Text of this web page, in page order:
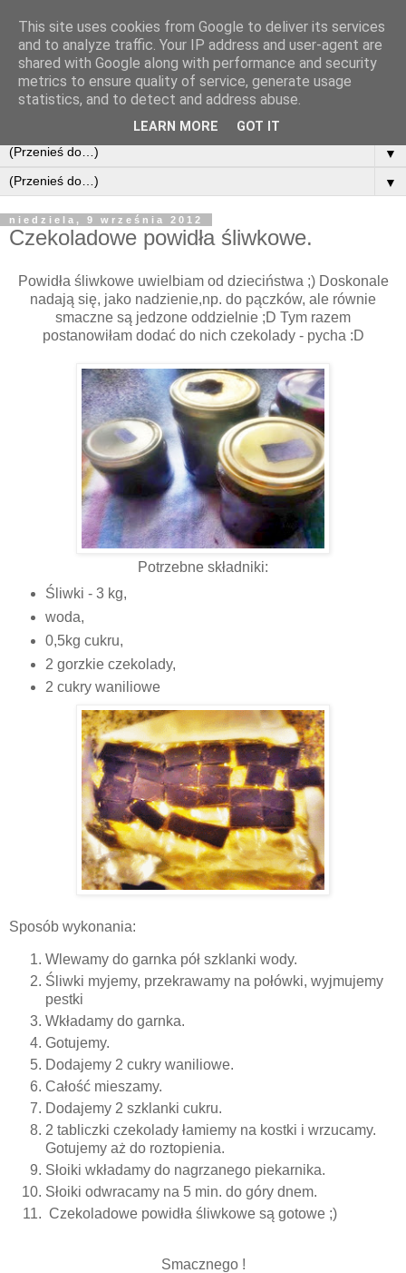
▼
▼
niedziela, 9 września 2012
Czekoladowe powidła śliwkowe.
Powidła śliwkowe uwielbiam od dzieciństwa ;) Doskonale
nadają się, jako nadzienie,np. do pączków, ale równie
smaczne są jedzone oddzielnie ;D Tym razem
postanowiłam dodać do nich czekolady - pycha :D
Potrzebne składniki:
Śliwki - 3 kg,
woda,
0,5kg cukru,
2 gorzkie czekolady,
2 cukry waniliowe
Sposób wykonania:
Wlewamy do garnka pół szklanki wody.
Śliwki myjemy, przekrawamy na połówki, wyjmujemy
pestki
Wkładamy do garnka.
Gotujemy.
Dodajemy 2 cukry waniliowe.
Całość mieszamy.
Dodajemy 2 szklanki cukru.
2 tabliczki czekolady łamiemy na kostki i wrzucamy.
Gotujemy aż do roztopienia.
Słoiki wkładamy do nagrzanego piekarnika.
Słoiki odwracamy na 5 min. do góry dnem.
Czekoladowe powidła śliwkowe są gotowe ;)
Smacznego !
This site uses cookies from Google to deliver its services
and to analyze traffic. Your IP address and user-agent are
shared with Google along with performance and security
metrics to ensure quality of service, generate usage
statistics, and to detect and address abuse.
LEARN MORE GOT IT